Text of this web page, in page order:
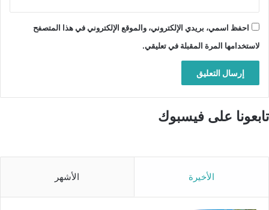
احفظ اسمي، بريدي الإلكتروني، والموقع الإلكتروني في هذا المتصفح
لاستخدامها المرة المقبلة في تعليقي.
تابعونا على فيسبوك
الأخيرة الأشهر